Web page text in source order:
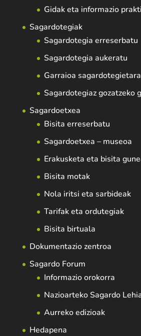
Gidak eta informazio
Sagardotegiak
Sagardotegia erreserbatu
Sagardotegia aukeratu
Garraioa sagardotegietara
Sagardotegiaz gozatzeko
Sagardoetxea
Bisita erreserbatu
Sagardoetxea – museoa
Erakusketa eta bisita
Bisita motak
Nola iritsi eta sarbideak
Tarifak eta ordutegiak
Bisita birtuala
Dokumentazio zentroa
Sagardo Forum
Informazio orokorra
Nazioarteko Sagardo
Aurreko edizioak
Hedapena